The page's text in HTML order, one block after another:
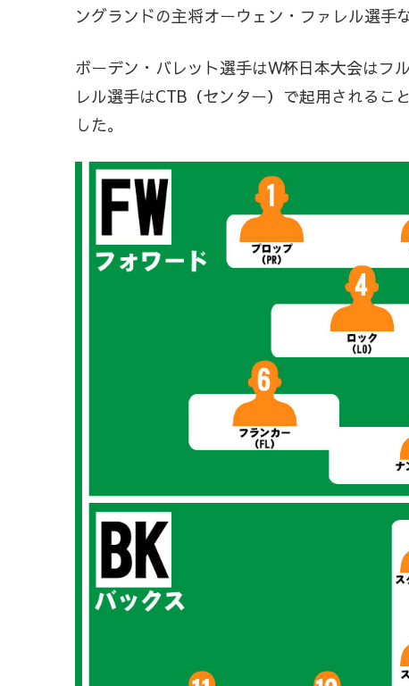
ングランドの主将オーウェン・ファレル選手
ボーデン・バレット選手はW杯日本大会はフ
レル選手はCTB（センター）で起用される
した。